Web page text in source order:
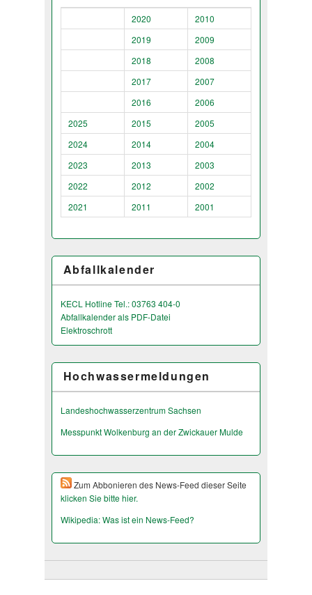
2020
2010
2019
2009
2018
2008
2017
2007
2016
2006
2025
2015
2005
2024
2014
2004
2023
2013
2003
2022
2012
2002
2021
2011 2001
Abfallkalender
KECL Hotline Tel.: 03763 404-0
Abfallkalender als PDF-Datei
Elektroschrott
Hochwassermeldungen
Landeshochwas­serzentrum Sachsen
Messpunkt Wolkenburg an der Zwickauer Mulde
Zum Abbonieren des News-Feed dieser Seite
klicken Sie bitte hier.
Wikipedia: Was ist ein News-Feed?